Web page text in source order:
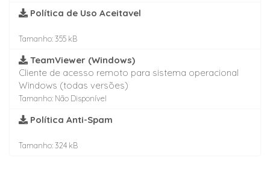
Política de Uso Aceitavel
Tamanho: 355 kB
TeamViewer (Windows)
Cliente de acesso remoto para sistema operacional
Windows (todas versões)
Tamanho: Não Disponível
Política Anti-Spam
Tamanho: 324 kB